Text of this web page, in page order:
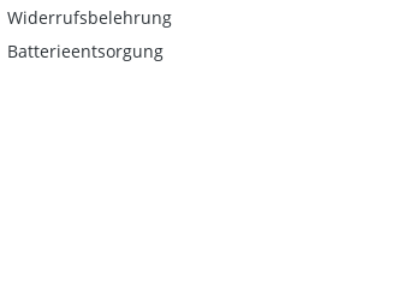
Widerrufsbelehrung
Batterieentsorgung